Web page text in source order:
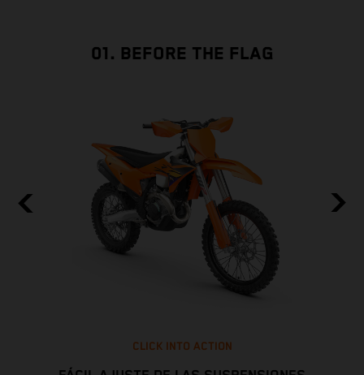
01. BEFORE THE FLAG
CLICK INTO ACTION